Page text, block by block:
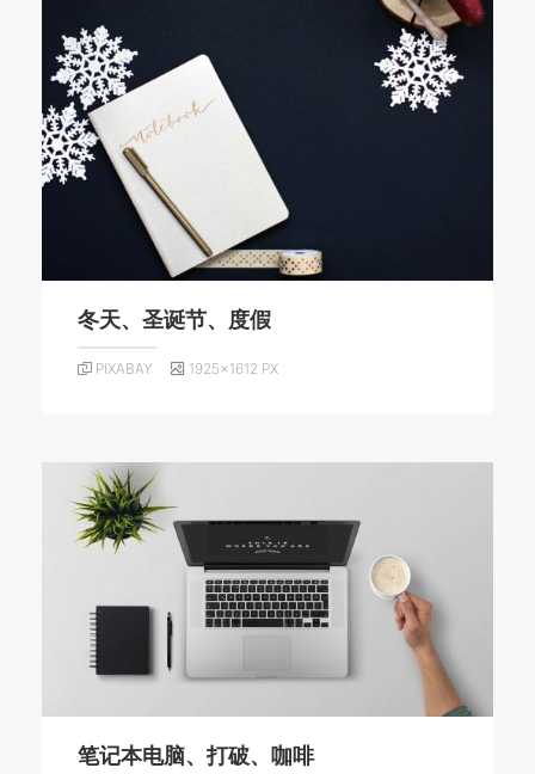
冬天、圣诞节、度假
PIXABAY 1925×1612 PX
笔记本电脑、打破、咖啡